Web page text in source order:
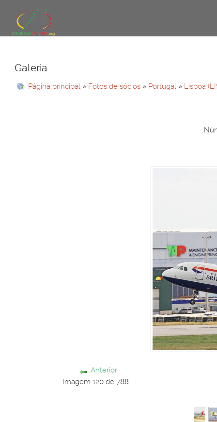
Galeria
Página principal » Fotos de sócios » Portugal » Lisboa
Anterior
Imagem 120 de 788